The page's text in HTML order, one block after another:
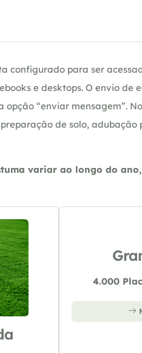
configurado para ser
e desktops. O envio
opção “enviar mensagem”.
de solo,
variar ao longo do
4.000